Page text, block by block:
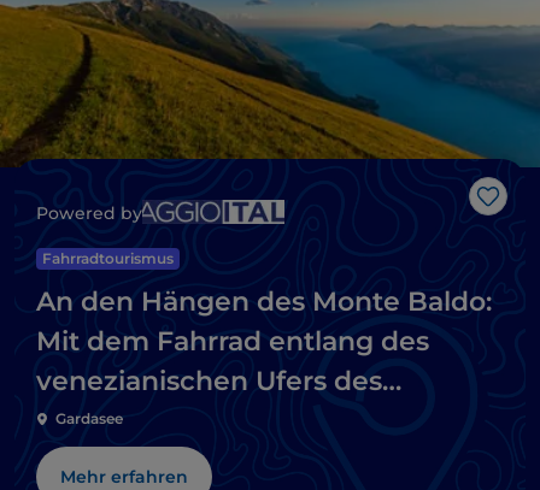
Like
Powered by
Fahrradtourismus
An den Hängen des Monte Baldo:
Mit dem Fahrrad entlang des
venezianischen Ufers des
Gardasees
Gardasee
Mehr erfahren